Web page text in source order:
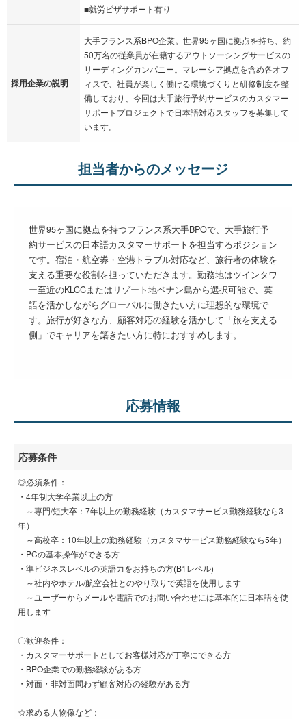
■就労ビザサポート有り
採用企業の説明
大手フランス系BPO企業。世界95ヶ国に拠点を持ち、約
50万名の従業員が在籍するアウトソーシングサービスの
リーディングカンパニー。マレーシア拠点を含め各オフ
ィスで、社員が楽しく働ける環境づくりと研修制度を整
備しており、今回は大手旅行予約サービスのカスタマー
サポートプロジェクトで日本語対応スタッフを募集して
います。
担当者からのメッセージ
世界95ヶ国に拠点を持つフランス系大手BPOで、大手旅行予
約サービスの日本語カスタマーサポートを担当するポジション
です。宿泊・航空券・空港トラブル対応など、旅行者の体験を
支える重要な役割を担っていただきます。勤務地はツインタワ
ー至近のKLCCまたはリゾート地ペナン島から選択可能で、英
語を活かしながらグローバルに働きたい方に理想的な環境で
す。旅行が好きな方、顧客対応の経験を活かして「旅を支える
側」でキャリアを築きたい方に特におすすめします。
応募情報
応募条件
◎必須条件：
・4年制大学卒業以上の方
～専門/短大卒：7年以上の勤務経験（カスタマサービス勤務経験なら3
年）
～高校卒：10年以上の勤務経験（カスタマサービス勤務経験なら5年）
・PCの基本操作ができる方
・準ビジネスレベルの英語力をお持ちの方(B1レベル)
～社内やホテル/航空会社とのやり取りで英語を使用します
～ユーザーからメールや電話でのお問い合わせには基本的に日本語を使
用します
〇歓迎条件：
・カスタマーサポートとしてお客様対応が丁寧にできる方
・BPO企業での勤務経験がある方
・対面・非対面問わず顧客対応の経験がある方
☆求める人物像など：